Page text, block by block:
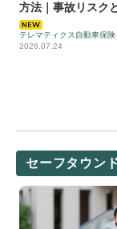
方法｜事故リスク
も徹底解説
テレマティクス自動車保険
2026.07.24
セーフタウン